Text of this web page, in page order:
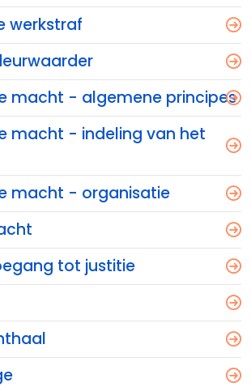
werkstraf
macht - algemene principes
macht - indeling van het
macht - organisatie
tot justitie